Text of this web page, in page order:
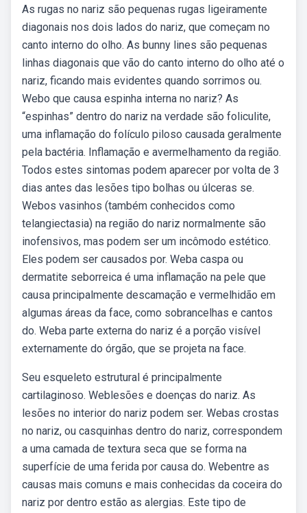
As rugas no nariz são pequenas rugas ligeiramente
diagonais nos dois lados do nariz, que começam no
canto interno do olho. As bunny lines são pequenas
linhas diagonais que vão do canto interno do olho até o
nariz, ficando mais evidentes quando sorrimos ou.
Webo que causa espinha interna no nariz? As
“espinhas” dentro do nariz na verdade são foliculite,
uma inflamação do folículo piloso causada geralmente
pela bactéria. Inflamação e avermelhamento da região.
Todos estes sintomas podem aparecer por volta de 3
dias antes das lesões tipo bolhas ou úlceras se.
Webos vasinhos (também conhecidos como
telangiectasia) na região do nariz normalmente são
inofensivos, mas podem ser um incômodo estético.
Eles podem ser causados por. Weba caspa ou
dermatite seborreica é uma inflamação na pele que
causa principalmente descamação e vermelhidão em
algumas áreas da face, como sobrancelhas e cantos
do. Weba parte externa do nariz é a porção visível
externamente do órgão, que se projeta na face.
Seu esqueleto estrutural é principalmente
cartilaginoso. Weblesões e doenças do nariz. As
lesões no interior do nariz podem ser. Webas crostas
no nariz, ou casquinhas dentro do nariz, correspondem
a uma camada de textura seca que se forma na
superfície de uma ferida por causa do. Webentre as
causas mais comuns e mais conhecidas da coceira do
nariz por dentro estão as alergias. Este tipo de